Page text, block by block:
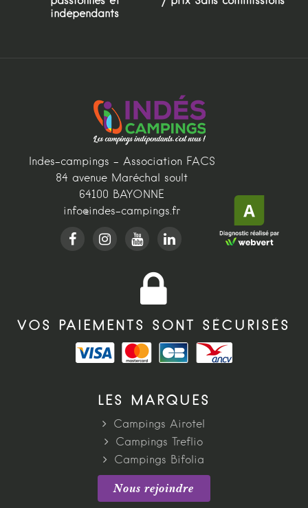
indépendants
Indes-campings - Association FACS
84 avenue Maréchal soult
64100 BAYONNE
info@indes-campings.fr
VOS PAIEMENTS SONT SÉCURISÉS
LES MARQUES
Campings Airotel
Campings Treflio
Campings Bifolia
Nous rejoindre